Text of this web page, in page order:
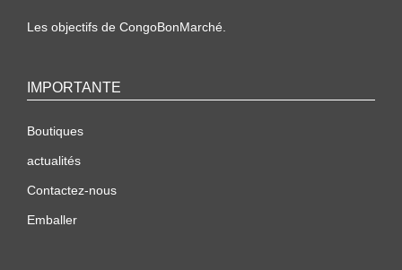
Les objectifs de CongoBonMarché.
IMPORTANTE
Boutiques
actualités
Contactez-nous
Emballer